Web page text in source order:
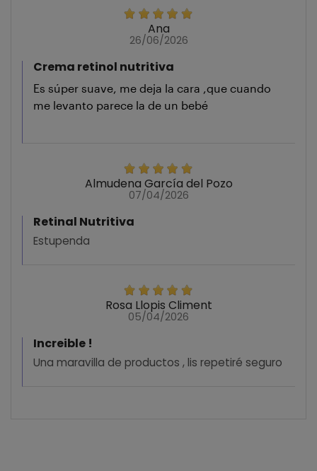
Ana
26/06/2026
Crema retinol nutritiva
Es súper suave, me deja la cara ,que cuando
me levanto parece la de un bebé
Almudena García del Pozo
07/04/2026
Retinal Nutritiva
Estupenda
Rosa Llopis Climent
05/04/2026
Increible !
Una maravilla de productos , lis repetiré seguro